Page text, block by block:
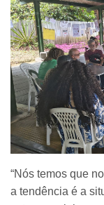
“Nós temos que
a tendência é a